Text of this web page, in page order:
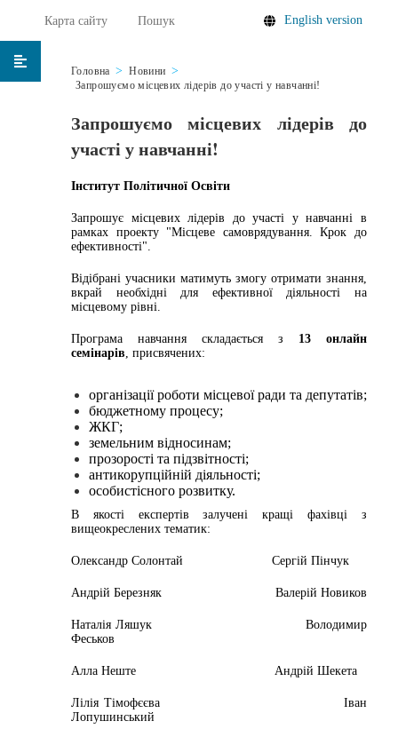
Карта сайту Пошук English version
Головна
Новини
Запрошуємо місцевих лідерів до участі у навчанні!
Запрошуємо місцевих лідерів до
участі у навчанні!
Інститут Політичної Освіти
Запрошує місцевих лідерів до участі у навчанні в
рамках проекту "Місцеве самоврядування. Крок до
ефективності".
Відібрані учасники матимуть змогу отримати знання,
вкрай необхідні для ефективної діяльності на
місцевому рівні.
Програма навчання складається з 13 онлайн
семінарів, присвячених:
організації роботи місцевої ради та депутатів;
бюджетному процесу;
ЖКГ;
земельним відносинам;
прозорості та підзвітності;
антикорупційній діяльності;
особистісного розвитку.
В якості експертів залучені кращі фахівці з
вищеокреслених тематик:
Олександр Солонтай Сергій Пінчук
Андрій Березняк Валерій Новиков
Наталія Ляшук Володимир
Феськов
Алла Неште Андрій Шекета
Лілія Тімофєєва Іван
Лопушинський